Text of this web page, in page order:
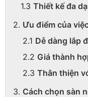
Thiết kế đa
Ưu điểm của
Dễ dàng lắp
Giá thành
Thân thiện
Cách chọn sàn